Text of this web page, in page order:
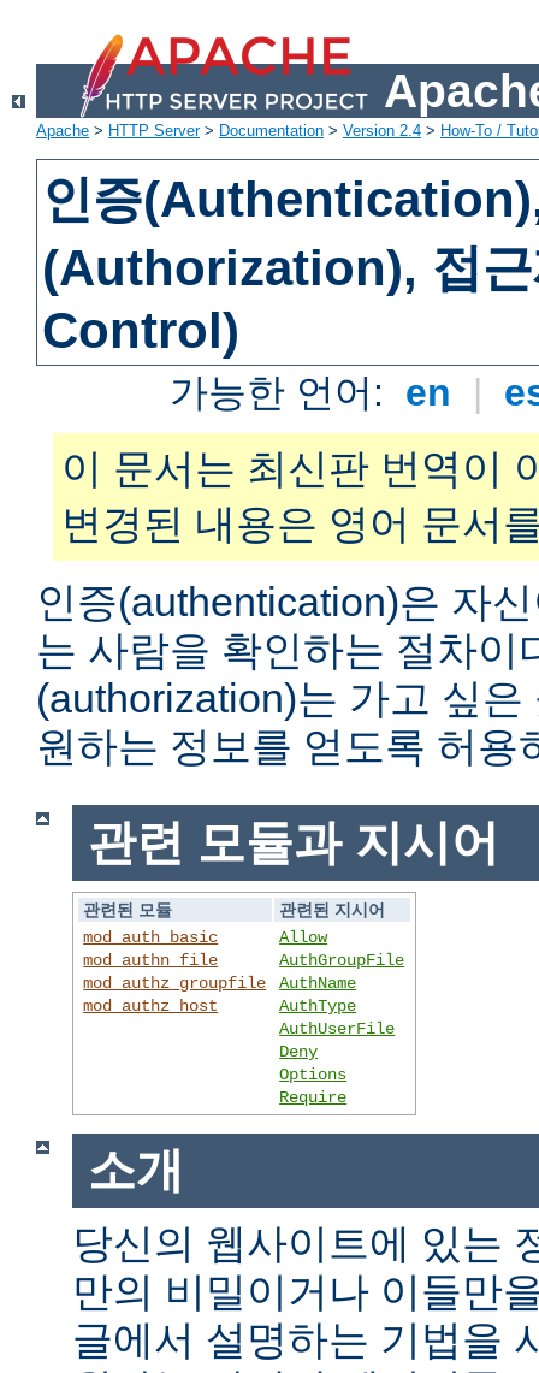
Apache > HTTP Server> Documentation > Version 2.4 > How-To /
인증
(Authorization), 접
Control)
가능한 언어: en |
이 문서는 최신판 번역이
변경된 내용은 영어 문서
인증(authentication)은 자
는 사람을 확인하는 절차이
(authorization)는 가고 싶
원하는 정보를 얻도록 허용
관련 모듈과 지시어
관련된 모듈
관련된 지시어
mod_auth_basic
mod_authn_file
mod_authz_groupfile
mod_authz_host
Allow
AuthGroupFile
AuthName
AuthType
AuthUserFile
Deny
Options
Require
소개
당신의 웹사이트에 있는
만의 비밀이거나 이들만
글에서 설명하는 기법을